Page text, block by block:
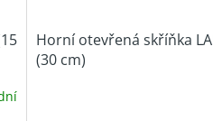
Horní otevřená skříňka
(30 cm)